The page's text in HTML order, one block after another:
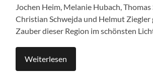
Jochen Heim, Melanie Hubach, Thomas
Christian Schwejda und Helmut Ziegler
Zauber dieser Region im schönsten
Weiterlesen